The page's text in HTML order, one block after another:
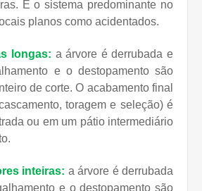
É o sistema predominante no
planos como acidentados.
longas: a árvore é derrubada e
e o destopamento são
de corte. O acabamento final
toragem e seleção) é
ou em um pátio intermediário
inteiras: a árvore é derrubada
e o destopamento são